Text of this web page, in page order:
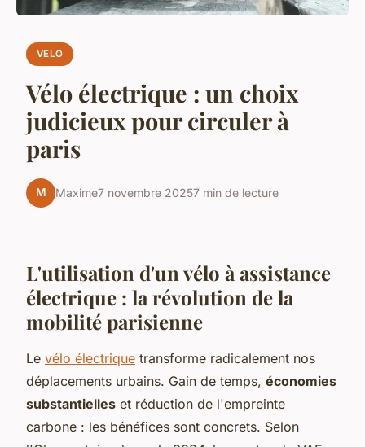
VELO
Vélo électrique : un choix
judicieux pour circuler à
paris
M Maxime7 novembre 20257 min de lecture
L'utilisation d'un vélo à assistance
électrique : la révolution de la
mobilité parisienne
Le vélo électrique transforme radicalement nos
déplacements urbains. Gain de temps, économies
substantielles et réduction de l'empreinte
carbone : les bénéfices sont concrets. Selon